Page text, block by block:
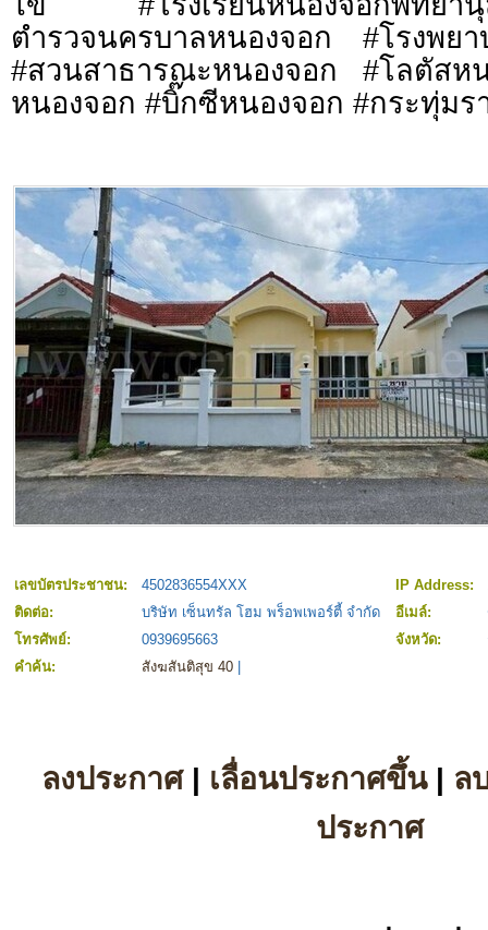
ตำรวจนครบาลหนองจอก #โรงพยา
#สวนสาธารณะหนองจอก #โลตัสห
หนองจอก #บิ๊กซีหนองจอก #กระทุ่มร
เลขบัตรประชาชน: 4502836554XXX IP Address:
ติดต่อ:
บริษัท เซ็นทรัล โฮม พร็อพเพอร์ตี้ จำกัด
อีเมล์:
โทรศัพย์:
0939695663 จังหวัด:
คำค้น:
สังฆสันติสุข 40
ลงประกาศ| เลื่อนประกาศขึ้น| ล
ประกาศ